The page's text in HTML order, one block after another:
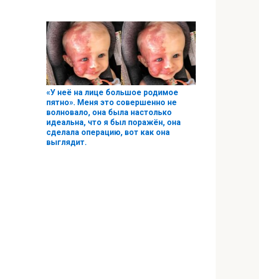
«У неё на лице большое родимое
пятно». Меня это совершенно не
волновало, она была настолько
идеальна, что я был поражён, она
сделала операцию, вот как она
выглядит.